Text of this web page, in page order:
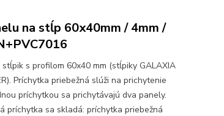
na stĺp 60x40mm / 4mm /
s profilom 60x40 mm (stĺpiky GALAXIA
Príchytka priebežná slúži na prichytenie
príchytkou sa prichytávajú dva panely.
príchytka sa skladá: príchytka priebežná